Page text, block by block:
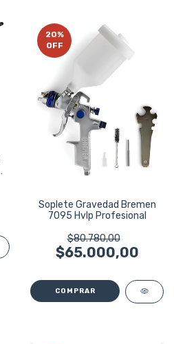
20%
OFF
Soplete Gravedad Bremen
7095 Hvlp Profesional
$80.780,00
$65.000,00